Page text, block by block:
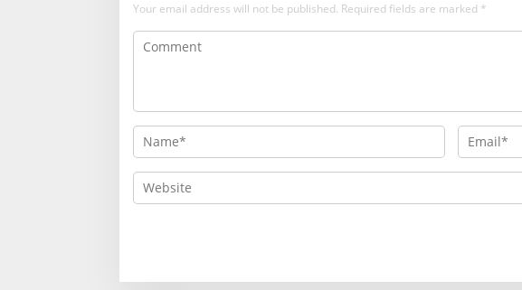
Your email address will not be published. Required fields are marked *